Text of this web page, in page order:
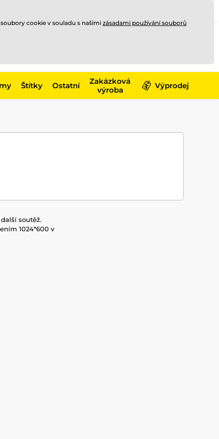
Štítky Ostatní
Zakázková
výroba
Výprodej
soutěž.
1024*600 v
cookie v souladu s našimi zásadami používání souborů